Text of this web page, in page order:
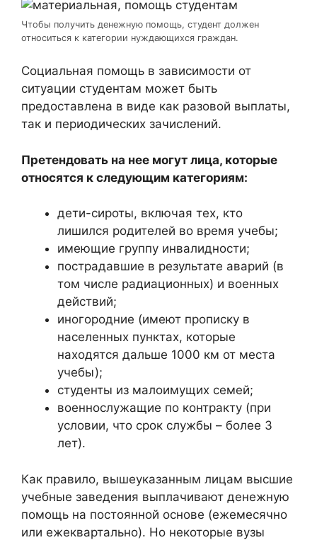
Чтобы получить денежную помощь, студент должен
относиться к категории нуждающихся граждан.
Социальная помощь в зависимости от
ситуации студентам может быть
предоставлена в виде как разовой выплаты,
так и периодических зачислений.
Претендовать на нее могут лица, которые
относятся к следующим категориям:
дети-сироты, включая тех, кто
лишился родителей во время учебы;
имеющие группу инвалидности;
пострадавшие в результате аварий (в
том числе радиационных) и военных
действий;
иногородние (имеют прописку в
населенных пунктах, которые
находятся дальше 1000 км от места
учебы);
студенты из малоимущих семей;
военнослужащие по контракту (при
условии, что срок службы – более 3
лет).
Как правило, вышеуказанным лицам высшие
учебные заведения выплачивают денежную
помощь на постоянной основе (ежемесячно
или ежеквартально). Но некоторые вузы